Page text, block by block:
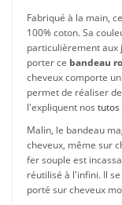
Fabriqué à la main,
100% coton. Sa
particulièrement aux
porter ce bandeau
cheveux comporte
permet de réaliser
l'expliquent nos tutos
Malin, le bandeau
cheveux, même sur
fer souple est
réutilisé à l'infini. Il
porté sur cheveux